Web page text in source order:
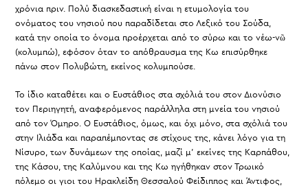
χρόνια πριν. Πολύ διασκεδαστική είναι η ετυμολογία του
ονόματος του νησιού που παραδίδεται στο Λεξικό του Σούδα,
κατά την οποία το όνομα προέρχεται από το σύρω και το νέω-νῶ
(κολυμπώ), εφόσον όταν το απόθραυσμα της Κω επισύρθηκε
πάνω στον Πολυβώτη, εκείνος κολυμπούσε.
Το ίδιο καταθέτει και ο Ευστάθιος στα σχόλιά του στον Διονύσιο
τον Περιηγητή, αναφερόμενος παράλληλα στη μνεία του νησιού
από τον Όμηρο. Ο Ευστάθιος, όμως, και όχι μόνο, στα σχόλιά του
στην Ιλιάδα και παραπέμποντας σε στίχους της, κάνει λόγο για τη
Νίσυρο, των δυνάμεων της οποίας, μαζί μ’ εκείνες της Καρπάθου,
της Κάσου, της Καλύμνου και της Κω ηγήθηκαν στον Τρωικό
πόλεμο οι γιοι του Ηρακλείδη Θεσσαλού Φείδιππος και Άντιφος,